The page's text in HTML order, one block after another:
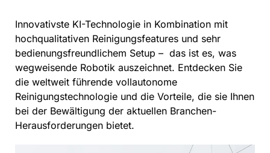
Innovativste KI-Technologie in Kombination mit
hochqualitativen Reinigungsfeatures und sehr
bedienungsfreundlichem Setup – das ist es, was
wegweisende Robotik auszeichnet. Entdecken Sie
die weltweit führende vollautonome
Reinigungstechnologie und die Vorteile, die sie Ihnen
bei der Bewältigung der aktuellen Branchen-
Herausforderungen bietet.